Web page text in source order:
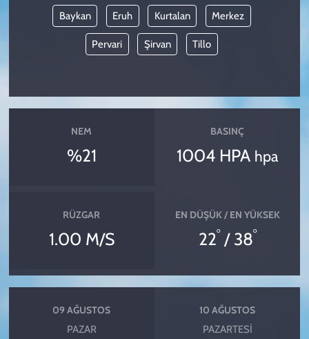
Baykan Eruh Kurtalan Merkez
Pervari Şirvan Tillo
NEM
%21
BASINÇ
1004 HPA hpa
RÜZGAR
1.00 M/S
EN DÜŞÜK / EN YÜKSEK
22°/ 38°
09 AĞUSTOS
PAZAR
10 AĞUSTOS
PAZARTESI